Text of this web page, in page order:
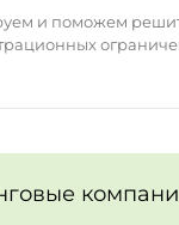
и поможем